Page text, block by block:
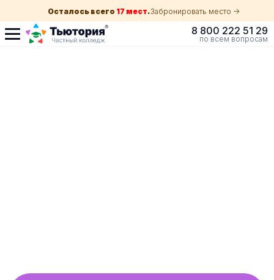
Осталось всего 17 мест.Забронировать место ->
8 800 222 51 29
по всем вопросам